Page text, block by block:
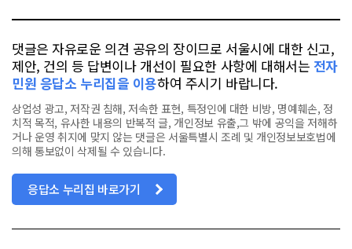
댓글은 자유로운 의견 공유의 장이므로 서울시에 대한 신고,
제안, 건의 등 답변이나 개선이 필요한 사항에 대해서는 전자
민원 응답소 누리집을 이용하여 주시기 바랍니다.
상업성 광고, 저작권 침해, 저속한 표현, 특정인에 대한 비방, 명예훼손, 정
치적 목적, 유사한 내용의 반복적 글, 개인정보 유출,그 밖에 공익을 저해하
거나 운영 취지에 맞지 않는 댓글은 서울특별시 조례 및 개인정보보호법에
의해 통보없이 삭제될 수 있습니다.
응답소 누리집 바로가기